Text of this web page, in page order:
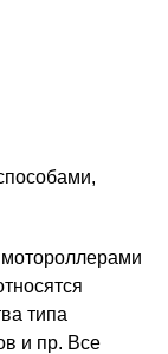
типа
и пр. Все